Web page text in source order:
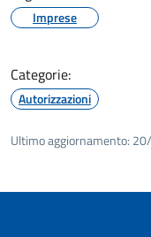
Imprese
Categorie:
Autorizzazioni
Ultimo aggiornamento: